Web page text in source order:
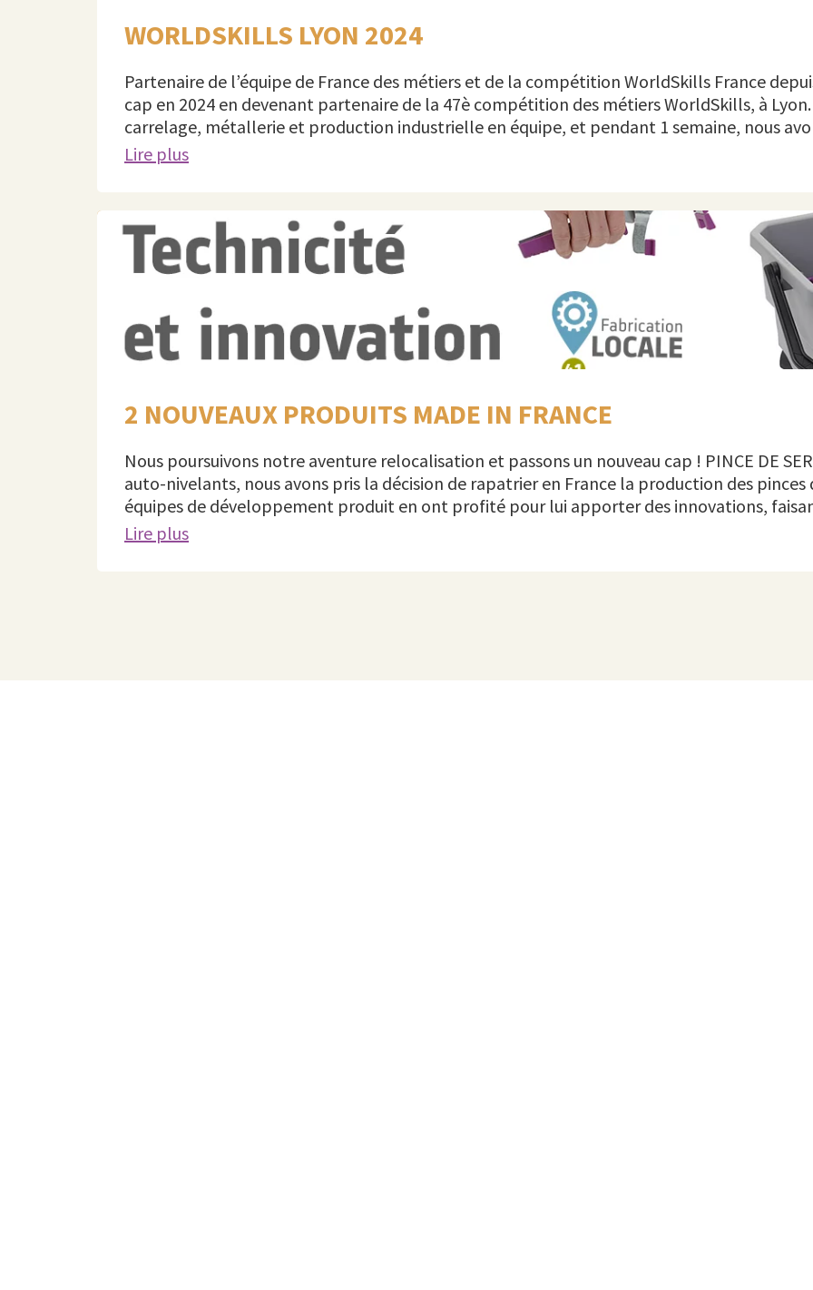
WORLDSKILLS LYON 2024
Partenaire de l’équipe de France des métiers et de la compétition WorldSkills France
cap en 2024 en devenant partenaire de la 47è compétition des métiers WorldSkills, à
carrelage, métallerie et production industrielle en équipe, et pendant 1 semaine, nous
Lire plus
2 NOUVEAUX PRODUITS MADE IN FRANCE
Nous poursuivons notre aventure relocalisation et passons un nouveau cap ! PINCE DE
auto-nivelants, nous avons pris la décision de rapatrier en France la production des
équipes de développement produit en ont profité pour lui apporter des innovations,
Lire plus